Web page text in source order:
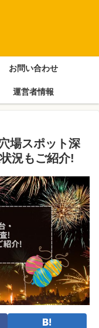
お問い合わせ
運営者情報
場スポット深
況もご紹介!